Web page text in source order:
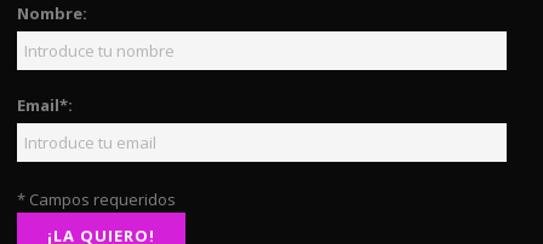
Nombre:
Email*:
* Campos requeridos